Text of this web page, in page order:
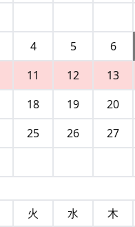
4 5 6
11 12 13
18 19 20
25 26 27
火 水 木